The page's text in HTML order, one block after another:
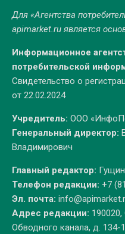
Для «Агентства
apimarket.ruявляется
Информационное
потребительской
Свидетельство о
от 22.02.2024
Учредитель: ООО
Генеральный директор:
Владимирович
Главный редактор:
Телефон редакции: +7
Эл. почта:
Адрес редакции: 190020,
Обводного канала, д. 134-